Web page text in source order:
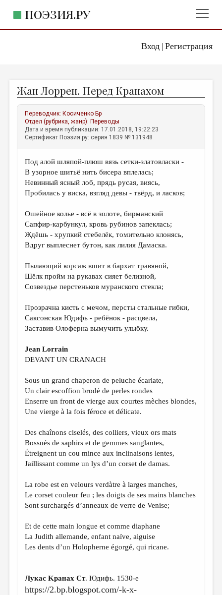
Вход| Регистрация
ПОЭЗИЯ.РУ
ЖАНРЫ
АВТОРЫ
КОММЕНТАРИИ
ЛИТСАЛОН
НОВОСТИ
ПРАВИЛА САЙТА
ИЗБРАННОЕ
ДАЙДЖЕСТ
ПЕРЕВОДЫ
КОНКУРСЫ
ДЕТСКАЯ КОМНАТА
КНИЖНАЯ ПОЛКА
СТРАНИЦЫ ПАМЯТИ
ОБЪЯВЛЕНИЯ
КОЛОНКА РЕДАКТОРА
РЕДКОЛЛЕГИЯ
ОТ РЕДАКЦИИ
МАЛАЯ ПРОЗА
ЭССЕИСТИКА
ЛИТЕРАТУРОВЕДЕНИЕ
КУЛЬТУРОВЕДЕНИЕ
РЕЦЕНЗИРОВАНИЕ
ЦИКЛЫ ПУБЛИКАЦИЙ
МЕДИА
Жан Лоррен. Перед Кранахом
Переводчик: Косиченко Бр
Отдел (рубрика, жанр): Переводы
Дата и время публикации: 17.01.2018, 19:22:23
Сертификат Поэзия.ру: серия 1839 № 131948
Под алой шляпой-плюш вязь сетки-златовласки -
В узорное шитьё нить бисера вплелась;
Невинный ясный лоб, прядь русая, виясь,
Пробилась у виска, взгляд девы - твёрд, и ласков;
Ошейное колье - всё в золоте, бирманский
Сапфир-карбункул, кровь рубинов запеклась;
Ждёшь - хрупкий стебелёк, томительно клонясь,
Вдруг выплеснет бутон, как лилия Дамаска.
Пылающий корсаж вшит в бархат травяной,
Шёлк пройм на рукавах сияет белизной,
Созвездье перстеньков муранского стекла;
Прозрачна кисть с мечом, персты стальные гибки,
Саксонская Юдифь - ребёнок - расцвела,
Заставив Олоферна вымучить улыбку.
Jean Lorrain
DEVANT UN CRANACH
Sous un grand chaperon de peluche écarlate,
Un clair escoffion brodé de perles rondes
Enserre un front de vierge aux courtes mèches blondes,
Une vierge à la fois féroce et délicate.
Des chaînons ciselés, des colliers, vieux ors mats
Bossués de saphirs et de gemmes sanglantes,
Étreignent un cou mince aux inclinaisons lentes,
Jaillissant comme un lys d’un corset de damas.
La robe est en velours verdàtre à larges manches,
Le corset couleur feu ; les doigts de ses mains blanches
Sont surchargés d’anneaux de verre de Venise;
Et de cette main longue et comme diaphane
La Judith allemande, enfant naïve, aiguise
Les dents d’un Holopherne égorgé, qui ricane.
Лукас Kранах Cт. Юдифь. 1530-е
https://2.bp.blogspot.com/-k-x-